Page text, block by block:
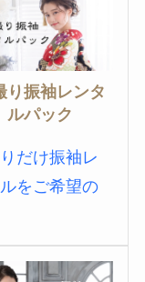
り振袖レンタ
ルパック
だけ振袖レ
をご希望の